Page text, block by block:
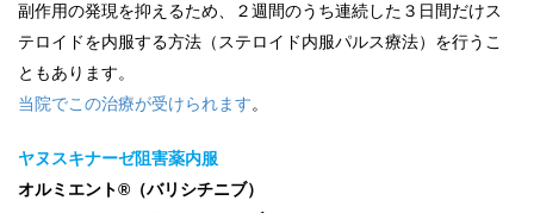
副作用の発現を抑えるため、２週間のうち連続した３日間だけス
テロイドを内服する方法（ステロイド内服パルス療法）を行うこ
ともあります。
当院でこの治療が受けられます。
ヤヌスキナーゼ阻害薬内服
オルミエント®（バリシチニブ）